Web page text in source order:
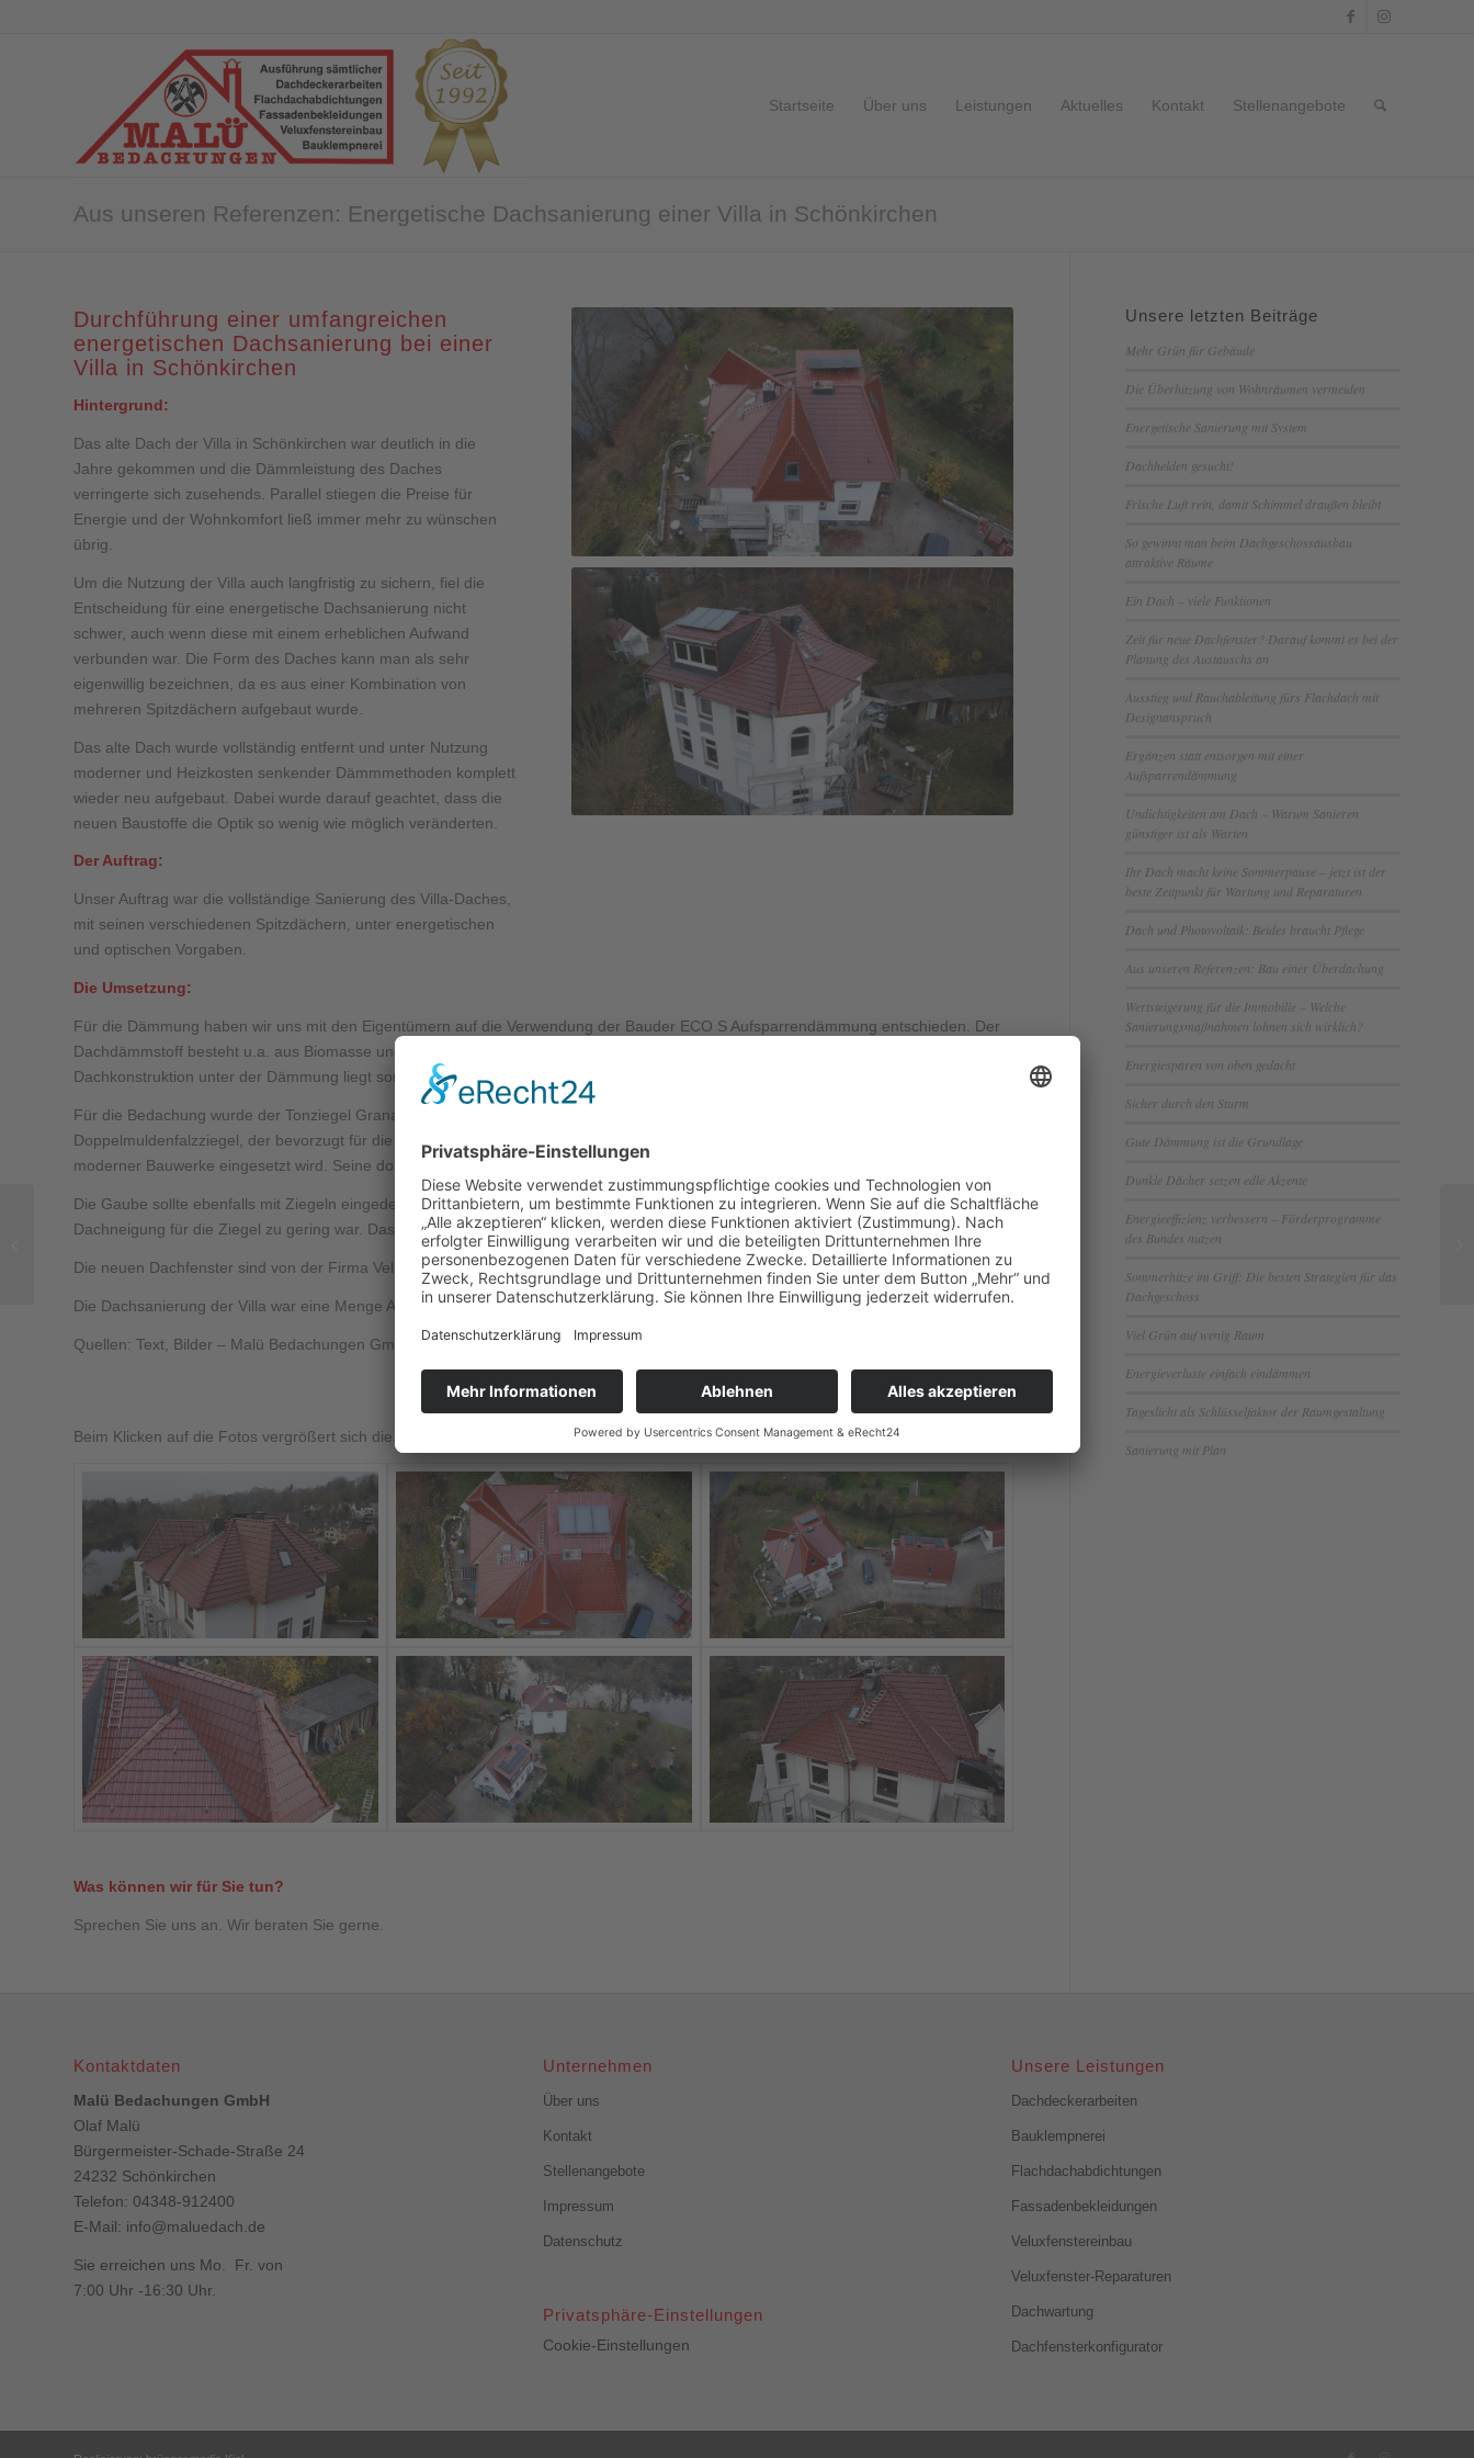
Startseite Über uns Leistungen Aktuelles Kontakt Stellenangebote
Aus unseren Referenzen: Energetische Dachsanierung einer Villa in Schönkirchen
Durchführung einer umfangreichen
energetischen Dachsanierung bei einer
Villa in Schönkirchen
Hintergrund:
Das alte Dach der Villa in Schönkirchen war deutlich in die
Jahre gekommen und die Dämmleistung des Daches
verringerte sich zusehends. Parallel stiegen die Preise für
Energie und der Wohnkomfort ließ immer mehr zu wünschen
übrig.
Um die Nutzung der Villa auch langfristig zu sichern, fiel die
Entscheidung für eine energetische Dachsanierung nicht
schwer, auch wenn diese mit einem erheblichen Aufwand
verbunden war. Die Form des Daches kann man als sehr
eigenwillig bezeichnen, da es aus einer Kombination von
mehreren Spitzdächern aufgebaut wurde.
Das alte Dach wurde vollständig entfernt und unter Nutzung
moderner und Heizkosten senkender Dämmmethoden komplett
wieder neu aufgebaut. Dabei wurde darauf geachtet, dass die
neuen Baustoffe die Optik so wenig wie möglich veränderten.
Der Auftrag:
Unser Auftrag war die vollständige Sanierung des Villa-Daches,
mit seinen verschiedenen Spitzdächern, unter energetischen
und optischen Vorgaben.
Die Umsetzung:
Für die Dämmung haben wir uns mit den Eigentümern auf die Verwendung der Bauder ECO S Aufsparrendämmung entschieden. Der
Dachdämmstoff besteht u.a. aus Biomasse und recycelten Stoffen und liegt als geschlossene Dämmhaube über dem ganzen Dach. Die
Dachkonstruktion unter der Dämmung liegt somit immer im warmen und trockenen Bereich.
Für die Bedachung wurde der Tonziegel Granat 13 V in kastanienbraun glasiert gewählt und verarbeitet. Das ist ein moderner
Doppelmuldenfalzziegel, der bevorzugt für die Sanierung von Altbauten im historischen Umfeld, aber auch zur Eindeckung stilvoller
moderner Bauwerke eingesetzt wird. Seine doppelte seitliche Verfalzung sorgt für hohe Sicherheit bei Wind und Regen.
Die Gaube sollte ebenfalls mit Ziegeln eingedeckt werden. Dafür hat das Gaubendach ein wasserdichtes Unterdach erhalten, da die
Dachneigung für die Ziegel zu gering war. Das sieht die Fachregel des deutschen Dachdeckerhandwerks auch so vor.
Die neuen Dachfenster sind von der Firma Velux.
Die Dachsanierung der Villa war eine Menge Arbeit, aber der Blick vom Dach auf die Schwentine ist großartig.
Quellen: Text, Bilder – Malü Bedachungen GmbH
Beim Klicken auf die Fotos vergrößert sich die Ansicht.
Was können wir für Sie tun?
Sprechen Sie uns an. Wir beraten Sie gerne.
Unsere letzten Beiträge
Mehr Grün für Gebäude
Die Überhitzung von Wohnräumen vermeiden
Energetische Sanierung mit System
Dachhelden gesucht!
Frische Luft rein, damit Schimmel draußen bleibt
So gewinnt man beim Dachgeschossausbau
attraktive Räume
Ein Dach – viele Funktionen
Zeit für neue Dachfenster? Darauf kommt es bei der
Planung des Austauschs an
Ausstieg und Rauchableitung fürs Flachdach mit
Designanspruch
Ergänzen statt entsorgen mit einer
Aufsparrendämmung
Undichtigkeiten am Dach – Warum Sanieren
günstiger ist als Warten
Ihr Dach macht keine Sommerpause – jetzt ist der
beste Zeitpunkt für Wartung und Reparaturen
Dach und Photovoltaik: Beides braucht Pflege
Aus unseren Referenzen: Bau einer Überdachung
Wertsteigerung für die Immobilie – Welche
Sanierungsmaßnahmen lohnen sich wirklich?
Energiesparen von oben gedacht
Sicher durch den Sturm
Gute Dämmung ist die Grundlage
Dunkle Dächer setzen edle Akzente
Energieeffizienz verbessern – Förderprogramme
des Bundes nutzen
Sommerhitze im Griff: Die besten Strategien für das
Dachgeschoss
Viel Grün auf wenig Raum
Energieverluste einfach eindämmen
Tageslicht als Schlüsselfaktor der Raumgestaltung
Sanierung mit Plan
Kontaktdaten
Malü Bedachungen GmbH
Olaf Malü
Bürgermeister-Schade-Straße 24
24232 Schönkirchen
Telefon: 04348-912400
E-Mail: info@maluedach.de
Sie erreichen uns Mo. Fr. von
7:00 Uhr -16:30 Uhr.
Unternehmen
Über uns
Kontakt
Stellenangebote
Impressum
Datenschutz
Privatsphäre-Einstellungen
Cookie-Einstellungen
Unsere Leistungen
Dachdeckerarbeiten
Bauklempnerei
Flachdachabdichtungen
Fassadenbekleidungen
Veluxfenstereinbau
Veluxfenster-Reparaturen
Dachwartung
Dachfensterkonfigurator
Aus unseren
Referenzen:
Dachsanierung mit
der Siedlung...